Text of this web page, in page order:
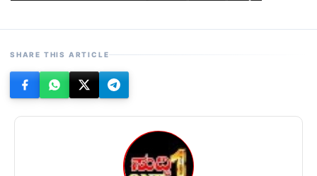
SHARE THIS ARTICLE